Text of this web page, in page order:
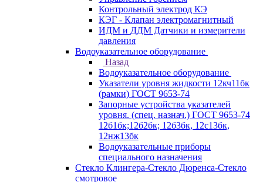
Контрольный электрод КЭ
КЭГ - Клапан электромагнитный
ИДМ и ДДМ Датчики и измерители
давления
Водоуказательное оборудование
Назад
Водоуказательное оборудование
Указатели уровня жидкости 12кч11бк
(рамки) ГОСТ 9653-74
Запорные устройства указателей
уровня. (спец. назнач.) ГОСТ 9653-74
12б1бк;12б2бк; 12б3бк, 12с13бк,
12нж13бк
Водоуказательные приборы
специального назначения
Стекло Клингера-Стекло Дюренса-Стекло
смотровое